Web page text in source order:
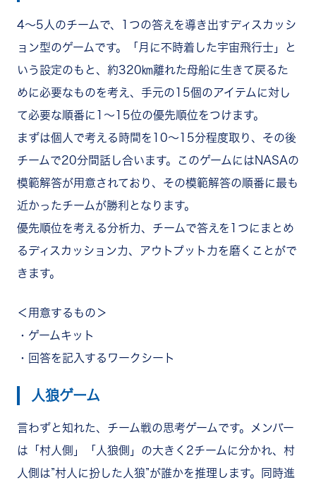
4～5人のチームで、1つの答えを導き出すディスカッシ
ョン型のゲームです。
「月に不時着した宇宙飛行士」と
いう設定のもと、約320㎞離れた母船に生きて戻るた
めに必要なものを考え、手元の15個のアイテムに対し
て必要な順番に1～15位の優先順位をつけます。
まずは個人で考える時間を10～15分程度取り、その後
チームで20分間話し合います。
このゲームにはNASAの
模範解答が用意されており、その模範解答の順番に最も
近かったチームが勝利となります。
優先順位を考える分析力、チームで答えを1つにまとめ
るディスカッション力、アウトプット力を磨くことがで
きます。
＜用意するもの＞
・ゲームキット
・回答を記入するワークシート
人狼ゲーム
言わずと知れた、チーム戦の思考ゲームです。
メンバー
は「村人側」「人狼側」の大きく2チームに分かれ、村
人側は”村人に扮した人狼”が誰かを推理します。同時進